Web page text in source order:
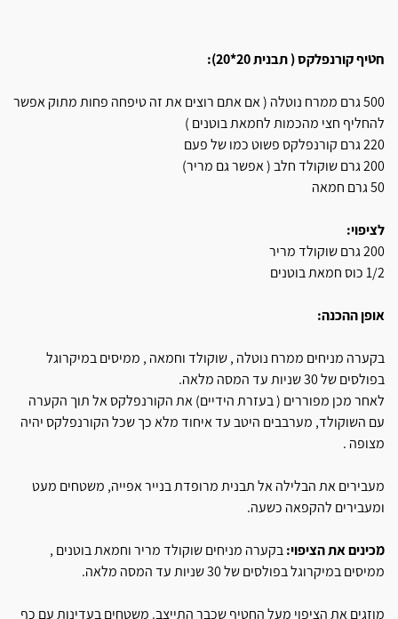
חטיף קורנפלקס ( תבנית 20*20):
500 גרם ממרח נוטלה ( אם אתם רוצים את זה טיפחה פחות מתוק אפשר
להחליף חצי מהכמות לחמאת בוטנים )
220 גרם קורנפלקס פשוט כמו של פעם
200 גרם שוקולד חלב ( אפשר גם מריר)
50 גרם חמאה
לציפוי:
200 גרם שוקולד מריר
1/2 כוס חמאת בוטנים
אופן ההכנה:
בקערה מניחים ממרח נוטלה , שוקולד וחמאה , ממיסים במיקרוגל
בפולסים של 30 שניות עד המסה מלאה.
לאחר מכן מפוררים ( בעזרת הידיים) את הקורנפלקס אל תוך הקערה
עם השוקולד, מערבבים היטב עד איחוד מלא כך שכל הקורנפלקס יהיה
מצופה .
מעבירים את הבלילה אל תבנית מרופדת בנייר אפייה, משטחים מעט
ומעבירים להקפאה כשעה.
מכינים את הציפוי: בקערה מניחים שוקולד מריר וחמאת בוטנים ,
ממיסים במיקרוגל בפולסים של 30 שניות עד המסה מלאה.
מוזגים את הציפוי מעל החטיף שכבר התייצב. משטחים בעדינות עם כף